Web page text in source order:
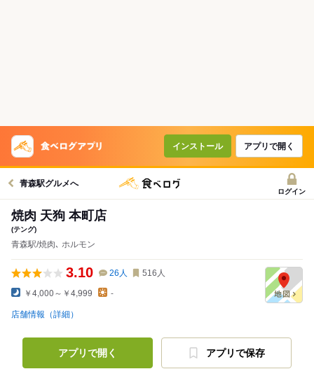
インストール アプリで開く
青森駅グルメへ
ログイン
焼肉 天狗 本町店
(テング)
青森駅/焼肉､ ホルモン
3.10 26 人 516 人
￥4,000～￥4,999 -
店舗情報（詳細）
アプリで開く アプリで保存